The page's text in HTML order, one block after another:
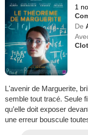
1
De
L'avenir de Marguerite,
semble tout tracé. Seule
qu’elle doit exposer
une erreur bouscule